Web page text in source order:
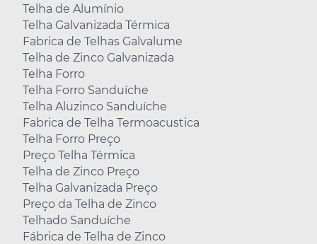
Telha de Alumínio
Telha Galvanizada Térmica
Fabrica de Telhas Galvalume
Telha de Zinco Galvanizada
Telha Forro
Telha Forro Sanduíche
Telha Aluzinco Sanduíche
Fabrica de Telha Termoacustica
Telha Forro Preço
Preço Telha Térmica
Telha de Zinco Preço
Telha Galvanizada Preço
Preço da Telha de Zinco
Telhado Sanduíche
Fábrica de Telha de Zinco